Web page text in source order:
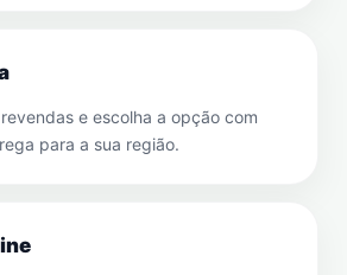
e escolha a opção com
para a sua região.